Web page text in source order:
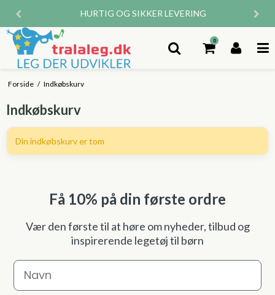
HURTIG OG SIKKER LEVERING
0
Forside / Indkøbskurv
Indkøbskurv
Din indkøbskurv er tom
Få 10% på din første ordre
Vær den første til at høre om nyheder, tilbud og
inspirerende legetøj til børn
Navn